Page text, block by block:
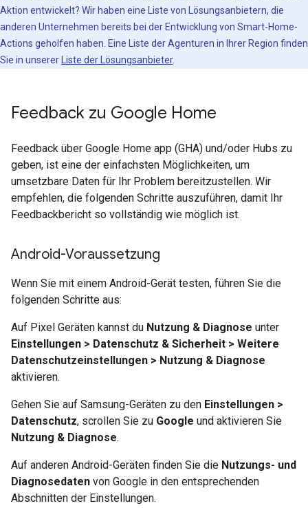
Aktion entwickelt? Wir haben eine Liste von Lösungsanbietern, die
anderen Unternehmen bereits bei der Entwicklung von Smart-Home-
Actions geholfen haben. Eine Liste der Agenturen in Ihrer Region finden
Sie in unserer
Liste der Lösungsanbieter.
Feedback zu Google Home
Feedback über Google Home app (GHA) und/oder Hubs zu
geben, ist eine der einfachsten Möglichkeiten, um
umsetzbare Daten für Ihr Problem bereitzustellen. Wir
empfehlen, die folgenden Schritte auszuführen, damit Ihr
Feedbackbericht so vollständig wie möglich ist.
Android-Voraussetzung
Wenn Sie mit einem Android-Gerät testen, führen Sie die
folgenden Schritte aus:
Auf Pixel Geräten kannst du Nutzung & Diagnose unter
Einstellungen > Datenschutz & Sicherheit > Weitere
Datenschutzeinstellungen > Nutzung & Diagnose
aktivieren.
Gehen Sie auf Samsung-Geräten zu den Einstellungen >
Datenschutz, scrollen Sie zu Google und aktivieren Sie
Nutzung & Diagnose.
Auf anderen Android-Geräten finden Sie die Nutzungs- und
Diagnosedaten von Google in den entsprechenden
Abschnitten der Einstellungen.